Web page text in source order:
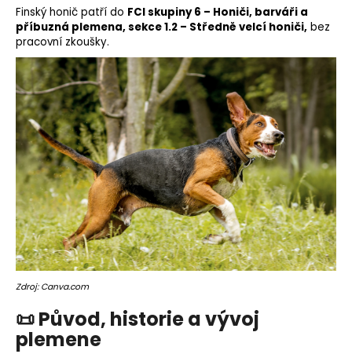
Finský honič patří do FCI skupiny 6 – Honiči, barváři a
příbuzná plemena, sekce 1.2 – Středně velcí honiči, bez
pracovní zkoušky.
Zdroj: Canva.com
📜Původ, historie a vývoj
plemene
D
o
p
o
r
u
č
u
j
e
m
e